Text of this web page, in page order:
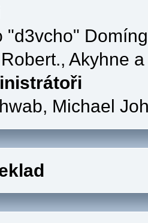
"d3vcho"
Akyhne
Michael